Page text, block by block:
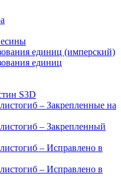
единиц (имперский)
единиц
S3D
– Закрепленные на
– Закрепленный
– Исправлено в
– Исправлено в